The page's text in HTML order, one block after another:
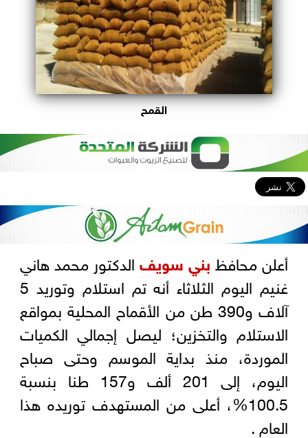
القمح
أعلن محافظبني سويفالدكتور محمد هاني
غنيم اليوم الثلاثاء أنه تم استلام وتوريد 5
آلاف و390 طن من الأقماح المحلية بمواقع
الاستلام والتخزين؛ ليصل إجمالي الكميات
الموردة، منذ بداية الموسم وحتى صباح
اليوم، إلى 201 ألف و157 طنا بنسبة
100.5%، أعلى من المستهدف توريده هذا
العام .